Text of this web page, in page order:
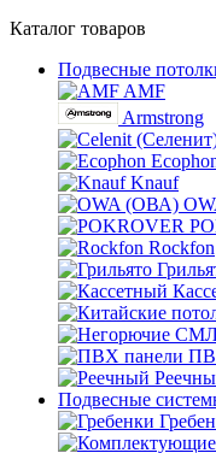
Каталог товаров
Подвесные
AMF
Armstrong
Knauf
Rockfon
Подвесные